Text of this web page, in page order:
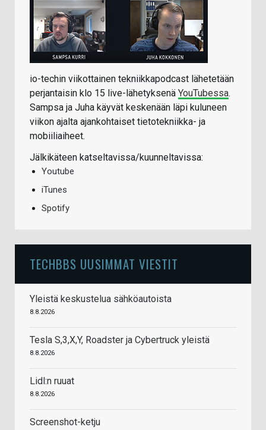
io-techin viikottainen tekniikkapodcast lähetetään
perjantaisin klo 15 live-lähetyksenä YouTubessa.
Sampsa ja Juha käyvät keskenään läpi kuluneen
viikon ajalta ajankohtaiset tietotekniikka- ja
mobiiliaiheet.
Jälkikäteen katseltavissa/kuunneltavissa:
Youtube
iTunes
Spotify
TECHBBS UUSIMMAT VIESTIT
Yleistä keskustelua sähköautoista
8.8.2026
Tesla S,3,X,Y, Roadster ja Cybertruck yleistä
8.8.2026
Lidl:n ruuat
8.8.2026
Screenshot-ketju